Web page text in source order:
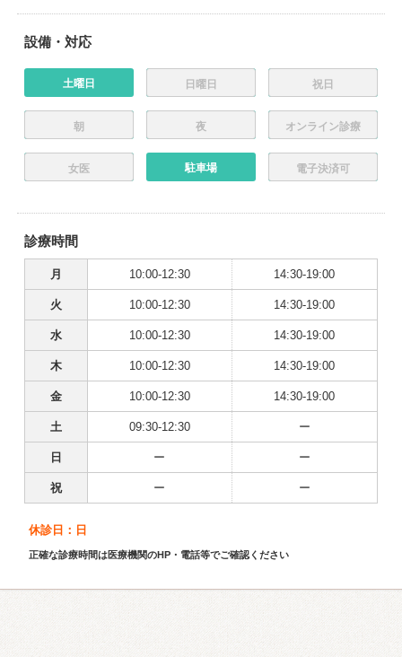
設備・対応
土曜日 日曜日 祝日
朝 夜 オンライン診療
女医 駐車場 電子決済可
診療時間
月 10:00-12:30 14:30-19:00
火 10:00-12:30 14:30-19:00
水 10:00-12:30 14:30-19:00
木 10:00-12:30 14:30-19:00
金 10:00-12:30 14:30-19:00
土 09:30-12:30 ー
日 ー ー
祝 ー ー
休診日：日
正確な診療時間は医療機関のHP・電話等でご確認ください